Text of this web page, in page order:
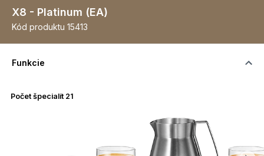
X8 - Platinum (EA)
Kód produktu 15413
Funkcie